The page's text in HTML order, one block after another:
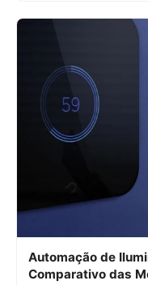
Automação de
Comparativo das